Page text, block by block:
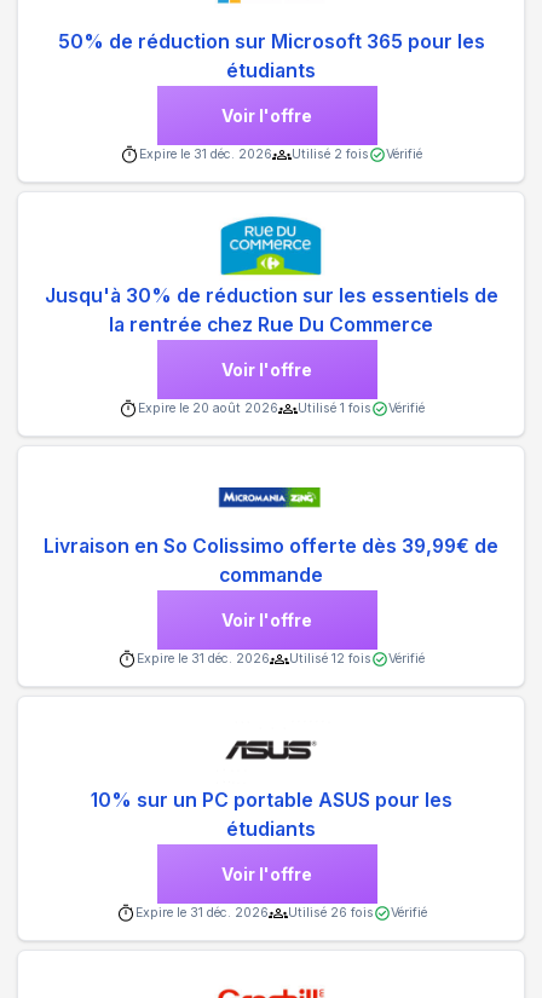
50% de réduction sur Microsoft 365 pour les
étudiants
Voir l'offre
Expire le 31 déc. 2026 Utilisé 2 fois Vérifié
Jusqu'à 30% de réduction sur les essentiels de
la rentrée chez Rue Du Commerce
Voir l'offre
Expire le 20 août 2026 Utilisé 1 fois Vérifié
Livraison en So Colissimo offerte dès 39,99€ de
commande
Voir l'offre
Expire le 31 déc. 2026 Utilisé 12 fois Vérifié
10% sur un PC portable ASUS pour les
étudiants
Voir l'offre
Expire le 31 déc. 2026 Utilisé 26 fois Vérifié